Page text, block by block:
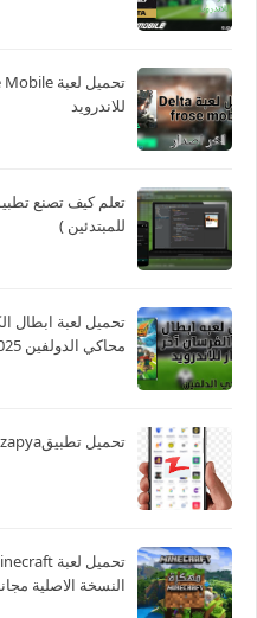
للاندرويد
تعلم كيف تصنع
للمبتدئين )
محاكي الدولفين 2025الاصليه للاندرويد
تحميل تطبيقzapyaلنقل الملفات اخراصدار للاندرويد
النسخة الاصلية